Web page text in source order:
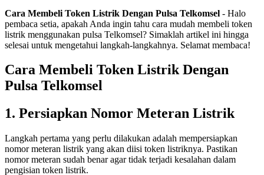
Cara Membeli Token Listrik Dengan Pulsa Telkomsel - Halo
pembaca setia, apakah Anda ingin tahu cara mudah membeli token
listrik menggunakan pulsa Telkomsel? Simaklah artikel ini hingga
selesai untuk mengetahui langkah-langkahnya. Selamat membaca!
Cara Membeli Token Listrik Dengan
Pulsa Telkomsel
1. Persiapkan Nomor Meteran Listrik
Langkah pertama yang perlu dilakukan adalah mempersiapkan
nomor meteran listrik yang akan diisi token listriknya. Pastikan
nomor meteran sudah benar agar tidak terjadi kesalahan dalam
pengisian token listrik.